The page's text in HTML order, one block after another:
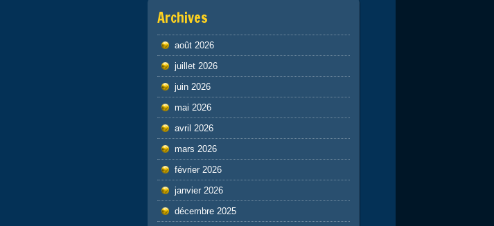
Archives
août 2026
juillet 2026
juin 2026
mai 2026
avril 2026
mars 2026
février 2026
janvier 2026
décembre 2025